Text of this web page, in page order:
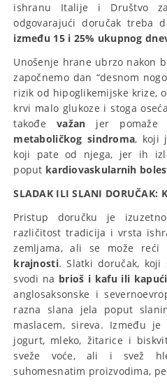
ishranu Italije i Društvo
odgovarajući doručak treba
između 15 i 25% ukupnog
Unošenje hrane ubrzo nakon
započnemo dan “desnom
rizik od hipoglikemijske krize,
krvi malo glukoze i stoga
takođe važan jer pomaže
metaboličkog sindroma, koji
koji pate od njega, jer ih
poput kardiovaskularnih
SLADAK ILI SLANI DORUČAK:
Pristup doručku je
različitost tradicija i vrsta
zemljama, ali se može
krajnosti. Slatki doručak,
svodi na brioš i kafu ili
anglosaksonske i
razna slana jela poput
maslacem, sireva. Između
jogurt, mleko, žitarice i
sveže voće, ali i svež
suhomesnatim proizvodima,